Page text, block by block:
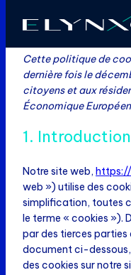
contenu
Cette politique de
dernière fois le
citoyens et aux
Économique
1. Introduction
Notre site web,
web ») utilise des
simplification, toutes
le terme « cookies »).
par des tierces parties
document ci-dessous,
des cookies sur notre